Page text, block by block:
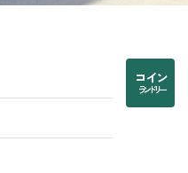
コイン
ランドリー